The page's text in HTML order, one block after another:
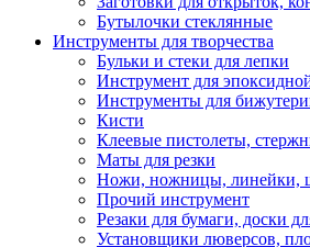
Бутылочки стеклянные
Инструменты для творчества
Бульки и стеки для лепки
Инструмент для
Инструменты для
Кисти
Клеевые пистолеты,
Маты для резки
Ножи, ножницы, линейки,
Прочий инструмент
Резаки для бумаги, доски
Установщики люверсов,